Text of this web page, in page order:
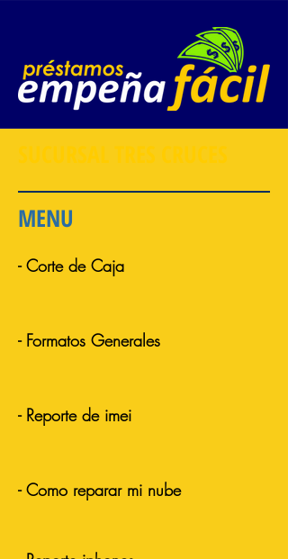
SUCURSAL TRES CRUCES
MENU
- Corte de Caja
- Formatos Generales
- Reporte de imei
- Como reparar mi nube